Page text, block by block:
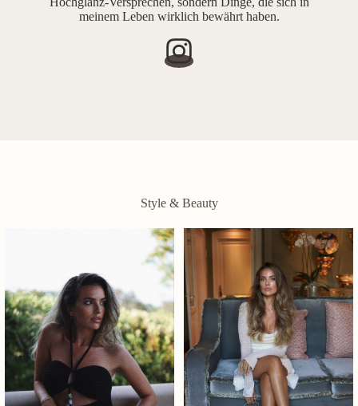
meinem Leben wirklich bewährt haben.
Style & Beauty